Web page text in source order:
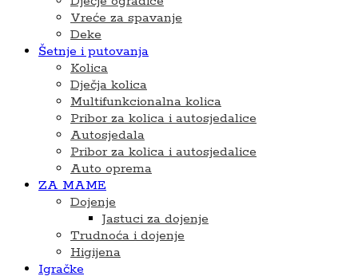
Vreće za spavanje
Deke
Šetnje i putovanja
Kolica
Dječja kolica
Multifunkcionalna kolica
Pribor za kolica i autosjedalice
Autosjedala
Pribor za kolica i autosjedalice
Auto oprema
ZA MAME
Dojenje
Jastuci za dojenje
Trudnoća i dojenje
Higijena
Igračke